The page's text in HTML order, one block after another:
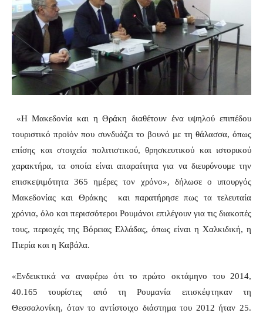
«Η Μακεδονία και η Θράκη διαθέτουν ένα υψηλού επιπέδου
τουριστικό προϊόν που συνδυάζει το βουνό με τη θάλασσα, όπως
επίσης και στοιχεία πολιτιστικού, θρησκευτικού και ιστορικού
χαρακτήρα, τα οποία είναι απαραίτητα για να διευρύνουμε την
επισκεψιμότητα 365 ημέρες τον χρόνο», δήλωσε ο υπουργός
Μακεδονίας και Θράκης και παρατήρησε πως τα τελευταία
χρόνια, όλο και περισσότεροι Ρουμάνοι επιλέγουν για τις διακοπές
τους, περιοχές της Βόρειας Ελλάδας, όπως είναι η Χαλκιδική, η
Πιερία και η Καβάλα.
«Ενδεικτικά να αναφέρω ότι το πρώτο οκτάμηνο του 2014,
40.165 τουρίστες από τη Ρουμανία επισκέφτηκαν τη
Θεσσαλονίκη, όταν το αντίστοιχο διάστημα του 2012 ήταν 25.